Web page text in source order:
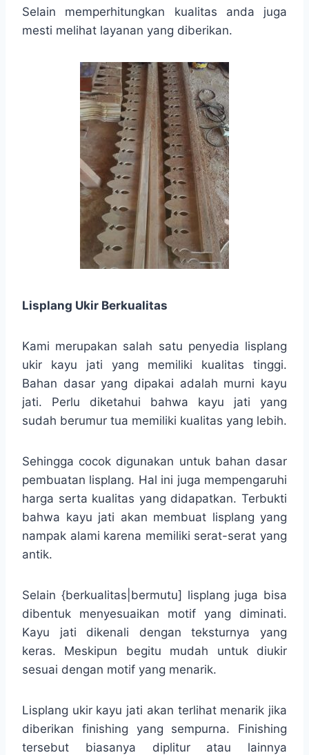
Selain memperhitungkan kualitas anda juga
mesti melihat layanan yang diberikan.
Lisplang Ukir Berkualitas
Kami merupakan salah satu penyedia lisplang
ukir kayu jati yang memiliki kualitas tinggi.
Bahan dasar yang dipakai adalah murni kayu
jati. Perlu diketahui bahwa kayu jati yang
sudah berumur tua memiliki kualitas yang lebih.
Sehingga cocok digunakan untuk bahan dasar
pembuatan lisplang. Hal ini juga mempengaruhi
harga serta kualitas yang didapatkan. Terbukti
bahwa kayu jati akan membuat lisplang yang
nampak alami karena memiliki serat-serat yang
antik.
Selain {berkualitas|bermutu] lisplang juga bisa
dibentuk menyesuaikan motif yang diminati.
Kayu jati dikenali dengan teksturnya yang
keras. Meskipun begitu mudah untuk diukir
sesuai dengan motif yang menarik.
Lisplang ukir kayu jati akan terlihat menarik jika
diberikan finishing yang sempurna. Finishing
tersebut biasanya diplitur atau lainnya